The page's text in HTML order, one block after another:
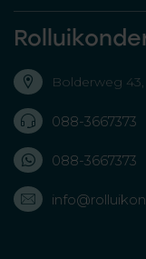
Bolderweg
088-3667373
088-3667373